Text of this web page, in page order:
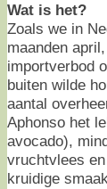
Wat is het?
Zoals we in
maanden
importverbod
buiten wilde
aantal
Aphonso het
avocado),
vruchtvlees
kruidige